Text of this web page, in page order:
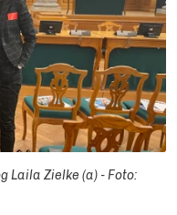
Laila Zielke (a) - Foto: